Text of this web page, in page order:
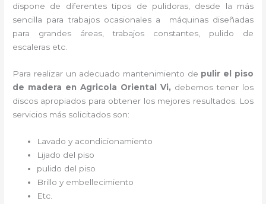
dispone de diferentes tipos de pulidoras, desde la más
sencilla para trabajos ocasionales a máquinas diseñadas
para grandes áreas, trabajos constantes, pulido de
escaleras etc.
Para realizar un adecuado mantenimiento de pulir el piso
de madera en Agricola Oriental Vi, debemos tener los
discos apropiados para obtener los mejores resultados. Los
servicios más solicitados son:
Lavado y acondicionamiento
Lijado del piso
pulido del piso
Brillo y embellecimiento
Etc.